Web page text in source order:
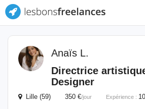
Anaïs L.
Directrice
Designer
Lille (59) 350 €/jour Expérience :